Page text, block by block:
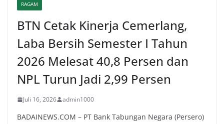
RAGAM
BTN Cetak Kinerja Cemerlang,
Laba Bersih Semester I Tahun
2026 Melesat 40,8 Persen dan
NPL Turun Jadi 2,99 Persen
Juli 16, 2026 admin1000
BADAINEWS.COM – PT Bank Tabungan Negara (Persero)